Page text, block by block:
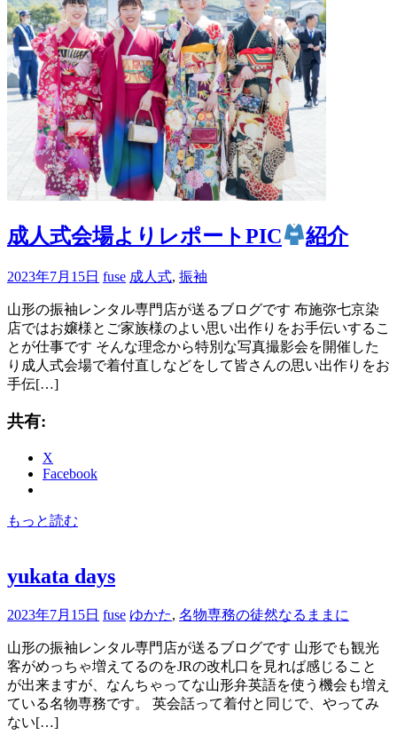
成人式会場よりレポートPIC 紹介
2023年7月15日 fuse 成人式, 振袖
山形の振袖レンタル専門店が送るブログです 布施弥七京染
店ではお嬢様とご家族様のよい思い出作りをお手伝いするこ
とが仕事です そんな理念から特別な写真撮影会を開催した
り成人式会場で着付直しなどをして皆さんの思い出作りをお
手伝[…]
共有:
X
Facebook
もっと読む
yukata days
2023年7月15日 fuse ゆかた, 名物専務の徒然なるままに
山形の振袖レンタル専門店が送るブログです 山形でも観光
客がめっちゃ増えてるのをJRの改札口を見れば感じること
が出来ますが、なんちゃってな山形弁英語を使う機会も増え
ている名物専務です。 英会話って着付と同じで、やってみ
ない[…]